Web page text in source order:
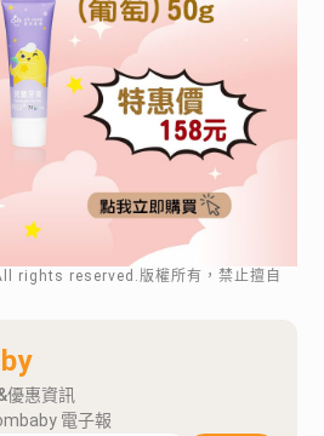
rights reserved.版權所有，禁止擅自
優惠資訊
電子報